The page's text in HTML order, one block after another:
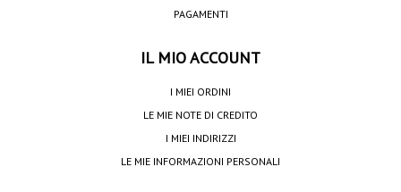
PAGAMENTI
IL MIO ACCOUNT
I MIEI ORDINI
LE MIE NOTE DI CREDITO
I MIEI INDIRIZZI
LE MIE INFORMAZIONI PERSONALI